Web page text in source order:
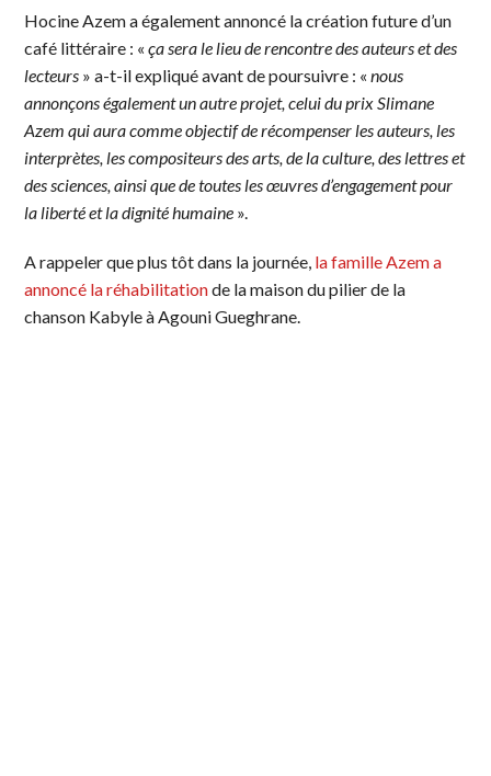
Hocine Azem a également annoncé la création future d’un
café littéraire : «ça sera le lieu de rencontre des auteurs et des
lecteurs » a-t-il expliqué avant de poursuivre : « nous
annonçons également un autre projet, celui du prix Slimane
Azem qui aura comme objectif de récompenser les auteurs, les
interprètes, les compositeurs des arts, de la culture, des lettres et
des sciences, ainsi que de toutes les œuvres d’engagement pour
la liberté et la dignité humaine ».
A rappeler que plus tôt dans la journée, la famille Azem a
annoncé la réhabilitationde la maison du pilier de la
chanson Kabyle à Agouni Gueghrane.